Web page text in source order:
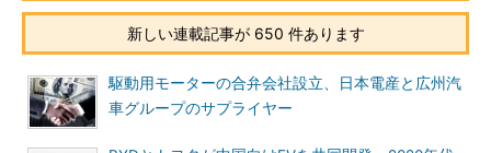
新しい連載記事が 650 件あります
駆動用モーターの合弁会社設立、日本電産と広州汽
車グループのサプライヤー